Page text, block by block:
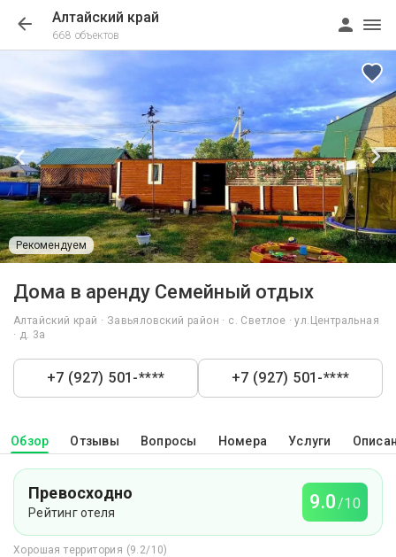
Алтайский край
668 объектов
Рекомендуем
Дома в аренду Семейный отдых
Алтайский край · Завьяловский район · с. Светлое · ул.Центральная
· д. 3а
+7 (927) 501-**** +7 (927) 501-****
Обзор Отзывы Вопросы Номера Услуги
Превосходно
Рейтинг отеля 9.0/10
Хорошая территория (9.2/10)